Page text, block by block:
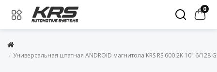
0
Универсальная штатная ANDROID магнитола KRS RS 600 2K 10" 6/128